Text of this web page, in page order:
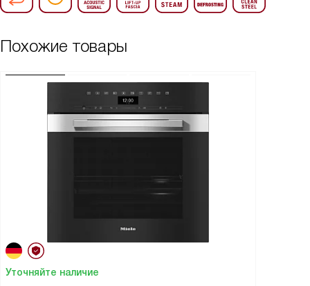
Похожие товары
Уточняйте наличие